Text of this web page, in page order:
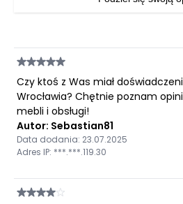
Czy ktoś z Was miał
Wrocławia? Chętnie poznam
mebli i obsługi!
Autor: Sebastian81
Data dodania: 23.07.2025
Adres IP: ***.***.119.30